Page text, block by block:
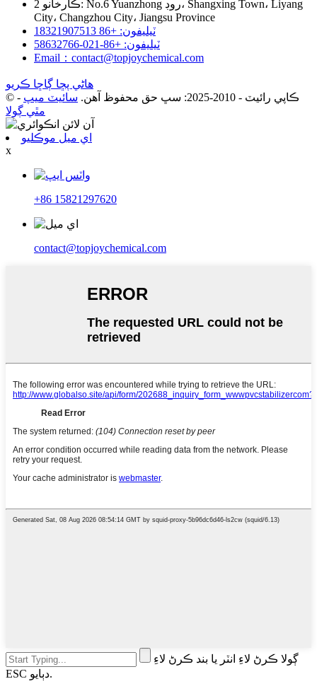
ڪارخانو 2: No.6 Yuanzhong روڊ، Shangxing Town، Liyang
City، Changzhou City، Jiangsu Province
ٽيليفون: +86 18321907513
ٽيليفون: +86-021-58632766
Email：contact@topjoychemical.com
هاڻي پڇا ڳاڇا ڪريو
© ڪاپي رائيٽ - 2010-2025: سڀ حق محفوظ آهن.
سائيٽ ميپ -
مٿي ڳولا
اي ميل موڪليو
x
+86 15821297620
contact@topjoychemical.com
ڳولا ڪرڻ لاءِ انٽر يا بند ڪرڻ لاءِ
ESC دٻايو.